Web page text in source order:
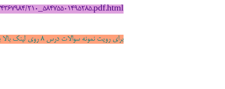
210_58475501495285.pdf.html
برای رویت نمونه سوالات درس 8 روی لینک بالا بزنید .